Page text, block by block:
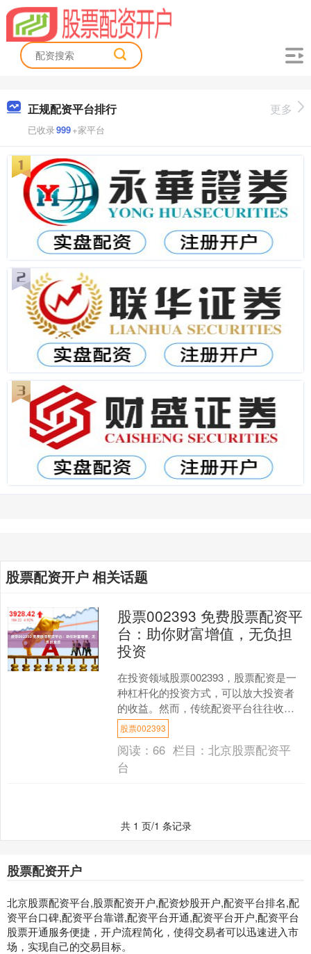
正规配资平台排行
已收录999+家平台
更多
股票配资开户 相关话题
股票002393 免费股票配资平
台：助你财富增值，无负担
投资
在投资领域股票002393，股票配资是一
种杠杆化的投资方式，可以放大投资者
的收益。然而，传统配资平台往往收取
高昂的利息，给投资者带来沉重的负
担。 2. 开立配资....
股票002393
阅读：66 栏目：北京股票配资平
台
共 1 页/1 条记录
股票配资开户
北京股票配资平台,股票配资开户,配资炒股开户,配资平台排名,配
资平台口碑,配资平台靠谱,配资平台开通,配资平台开户,配资平台
股票开通服务便捷，开户流程简化，使得交易者可以迅速进入市
场，实现自己的交易目标。